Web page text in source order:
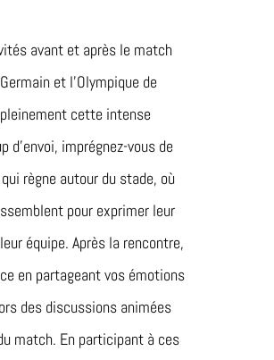
avant et après le match
et l’Olympique de
cette intense
d’envoi, imprégnez-vous de
règne autour du stade, où
pour exprimer leur
équipe. Après la rencontre,
en partageant vos émotions
des discussions animées
match. En participant à ces